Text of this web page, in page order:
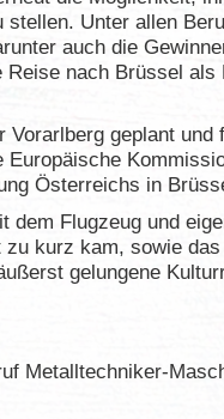
Unter allen
auch die
nach Brüssel
Vorarlberg geplant
Europäische
Österreichs in
dem Flugzeug und
kurz kam, sowie
gelungene
Metalltechniker-